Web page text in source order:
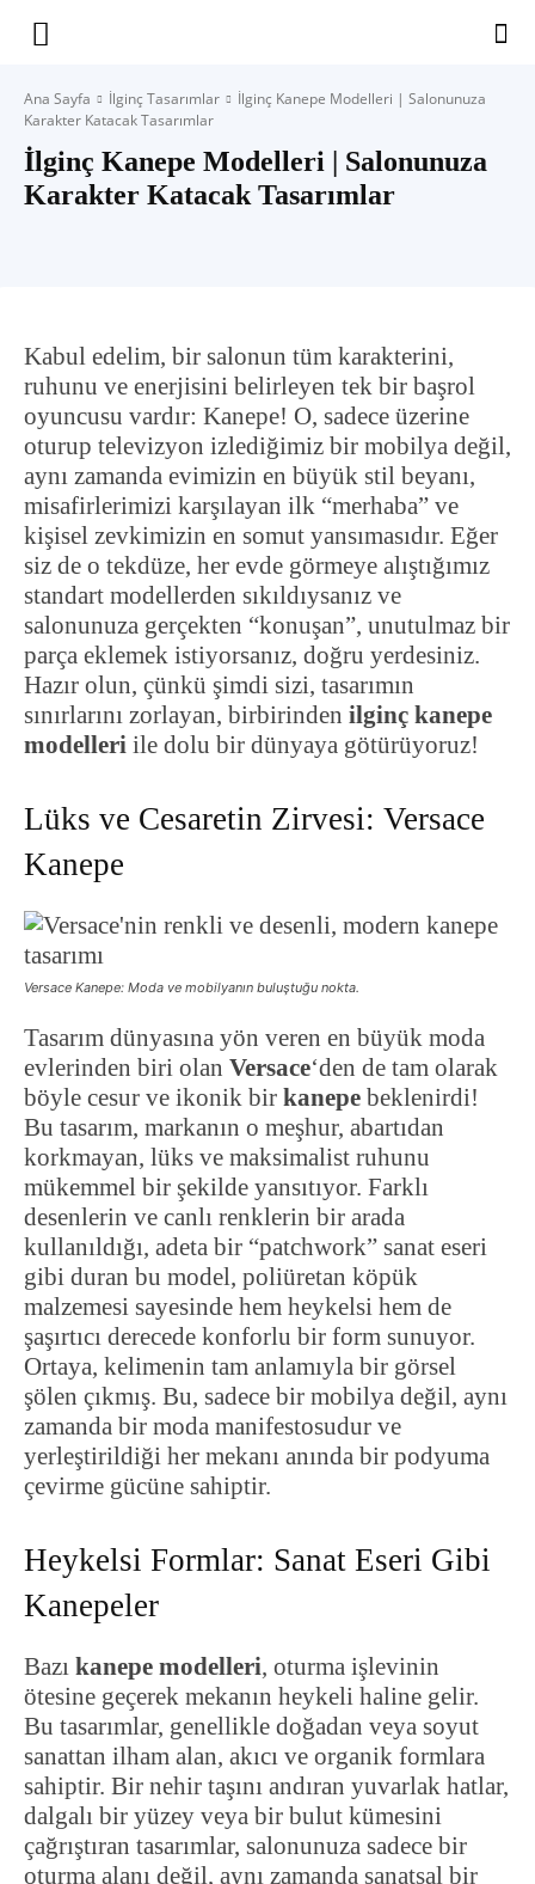
Yaşam
Alanınıza
Ana Sayfa İlginç Tasarımlar
İlginç Kanepe Modelleri | Salonunuza
Karakter Katacak Tasarımlar
İlginç Kanepe Modelleri | Salonunuza
Karakter Katacak Tasarımlar
Kabul edelim, bir salonun tüm karakterini,
ruhunu ve enerjisini belirleyen tek bir başrol
oyuncusu vardır: Kanepe! O, sadece üzerine
oturup televizyon izlediğimiz bir mobilya değil,
aynı zamanda evimizin en büyük stil beyanı,
misafirlerimizi karşılayan ilk “merhaba” ve
kişisel zevkimizin en somut yansımasıdır. Eğer
siz de o tekdüze, her evde görmeye alıştığımız
standart modellerden sıkıldıysanız ve
salonunuza gerçekten “konuşan”, unutulmaz bir
parça eklemek istiyorsanız, doğru yerdesiniz.
Hazır olun, çünkü şimdi sizi, tasarımın
sınırlarını zorlayan, birbirinden ilginç kanepe
modelleri ile dolu bir dünyaya götürüyoruz!
Lüks ve Cesaretin Zirvesi: Versace
Kanepe
Versace Kanepe: Moda ve mobilyanın buluştuğu nokta.
Tasarım dünyasına yön veren en büyük moda
evlerinden biri olan Versace‘den de tam olarak
böyle cesur ve ikonik bir kanepe beklenirdi!
Bu tasarım, markanın o meşhur, abartıdan
korkmayan, lüks ve maksimalist ruhunu
mükemmel bir şekilde yansıtıyor. Farklı
desenlerin ve canlı renklerin bir arada
kullanıldığı, adeta bir “patchwork” sanat eseri
gibi duran bu model, poliüretan köpük
malzemesi sayesinde hem heykelsi hem de
şaşırtıcı derecede konforlu bir form sunuyor.
Ortaya, kelimenin tam anlamıyla bir görsel
şölen çıkmış. Bu, sadece bir mobilya değil, aynı
zamanda bir moda manifestosudur ve
yerleştirildiği her mekanı anında bir podyuma
çevirme gücüne sahiptir.
Heykelsi Formlar: Sanat Eseri Gibi
Kanepeler
Bazı kanepe modelleri, oturma işlevinin
ötesine geçerek mekanın heykeli haline gelir.
Bu tasarımlar, genellikle doğadan veya soyut
sanattan ilham alan, akıcı ve organik formlara
sahiptir. Bir nehir taşını andıran yuvarlak hatlar,
dalgalı bir yüzey veya bir bulut kümesini
çağrıştıran tasarımlar, salonunuza sadece bir
oturma alanı değil, aynı zamanda sanatsal bir